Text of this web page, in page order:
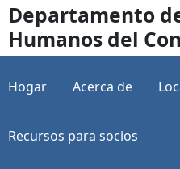
Departamento
Humanos del
Hogar Acerca de
Recursos para socios